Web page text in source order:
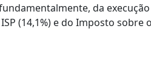
da execução
(14,1%) e do Imposto